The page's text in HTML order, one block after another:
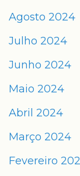
Agosto 2024
Julho 2024
Junho 2024
Maio 2024
Abril 2024
Março 2024
Fevereiro